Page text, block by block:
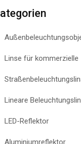
Linse für kommerzielle
Lineare
LED-Reflektor
Aluminiumreflektor